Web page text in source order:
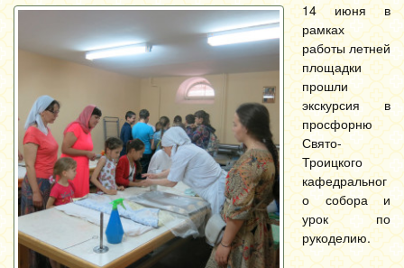
14 июня в
рамках
работы летней
площадки
прошли
экскурсия в
просфорню
Свято-
Троицкого
кафедральног
о собора и
урок по
рукоделию.